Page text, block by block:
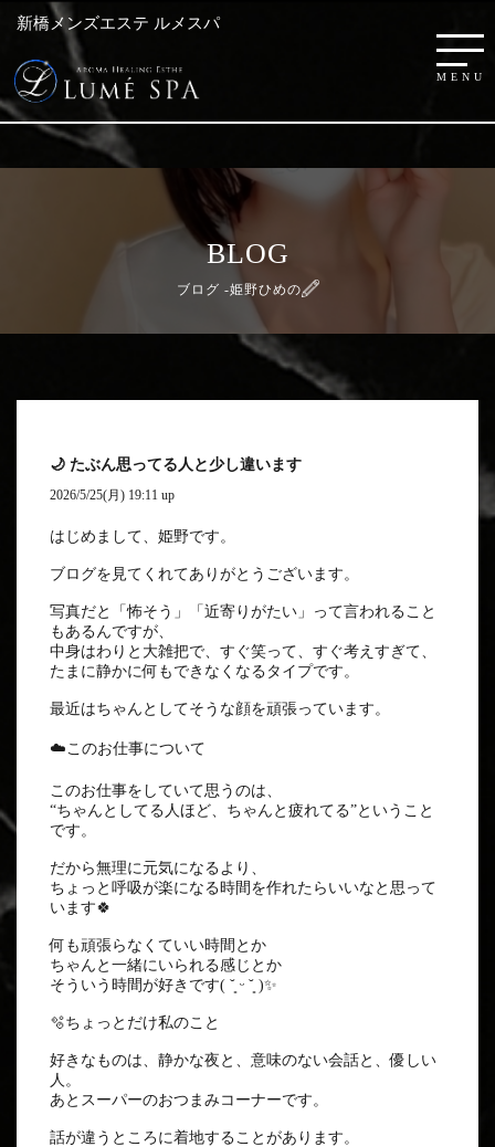
新橋メンズエステ ルメスパ
BLOG
ブログ -姫野ひめの
🌙 たぶん思ってる人と少し違います
2026/5/25(月) 19:11 up
はじめまして、姫野です。
ブログを見てくれてありがとうございます。
写真だと「怖そう」「近寄りがたい」って言われること
もあるんですが、
中身はわりと大雑把で、すぐ笑って、すぐ考えすぎて、
たまに静かに何もできなくなるタイプです。
最近はちゃんとしてそうな顔を頑張っています。
☁️このお仕事について
このお仕事をしていて思うのは、
“ちゃんとしてる人ほど、ちゃんと疲れてる”ということ
です。
だから無理に元気になるより、
ちょっと呼吸が楽になる時間を作れたらいいなと思って
います🍀
何も頑張らなくていい時間とか
ちゃんと一緒にいられる感じとか
そういう時間が好きです( ˘͈ ᵕ ˘͈ )✨
🫧ちょっとだけ私のこと
好きなものは、静かな夜と、意味のない会話と、優しい
人。
あとスーパーのおつまみコーナーです。
話が違うところに着地することがあります。